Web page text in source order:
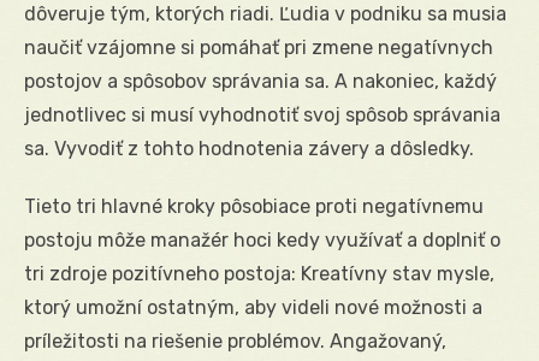
dôveruje tým, ktorých riadi. Ľudia v podniku sa musia
naučiť vzájomne si pomáhať pri zmene negatívnych
postojov a spôsobov správania sa. A nakoniec, každý
jednotlivec si musí vyhodnotiť svoj spôsob správania
sa. Vyvodiť z tohto hodnotenia závery a dôsledky.
Tieto tri hlavné kroky pôsobiace proti negatívnemu
postoju môže manažér hoci kedy využívať a doplniť o
tri zdroje pozitívneho postoja: Kreatívny stav mysle,
ktorý umožní ostatným, aby videli nové možnosti a
príležitosti na riešenie problémov. Angažovaný,